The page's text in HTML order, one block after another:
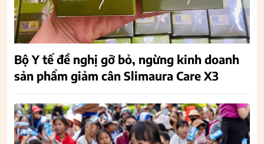
Bộ Y tế đề nghị gỡ bỏ, ngừng kinh doanh
sản phẩm giảm cân Slimaura Care X3